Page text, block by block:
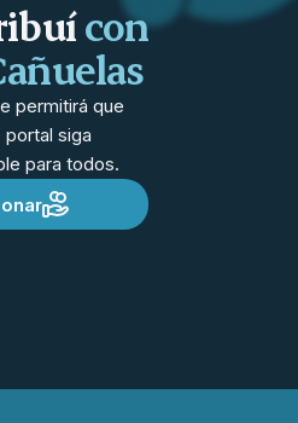
con
permitirá que
siga
para todos.